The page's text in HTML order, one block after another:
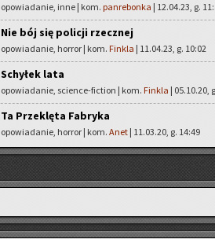
opowiadanie, inne | kom. panrebonka | 12.04.23, g.
Nie bój się policji rzecznej
opowiadanie, horror | kom. Finkla | 11.04.23, g. 10:02
Schyłek lata
opowiadanie, science-fiction | kom. Finkla | 05.10.20,
Ta Przeklęta Fabryka
opowiadanie, horror | kom. Anet | 11.03.20, g. 14:49